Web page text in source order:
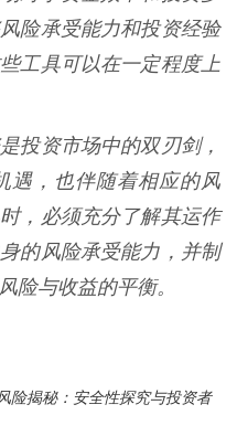
险承受能力和投资经验
工具可以在一定程度上
投资市场中的双刃剑，
遇，也伴随着相应的风
，必须充分了解其运作
的风险承受能力，并制
险与收益的平衡。
险揭秘：安全性探究与投资者